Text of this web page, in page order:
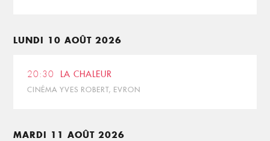
LUNDI 10 AOÛT 2026
20:30 LA CHALEUR
CINÉMA YVES ROBERT, EVRON
MARDI 11 AOÛT 2026